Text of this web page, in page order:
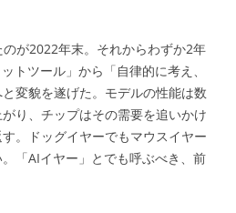
が2022年末。それからわずか2年
トツール」から「自律的に考え、
変貌を遂げた。モデルの性能は数
り、チップはその需要を追いかけ
。ドッグイヤーでもマウスイヤー
「AIイヤー」とでも呼ぶべき、前